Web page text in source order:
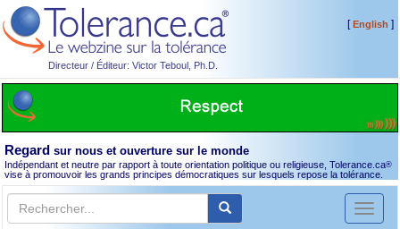
Directeur / Éditeur: Victor Teboul, Ph.D.
[English ]
Regard sur nous et ouverture sur le monde
Indépendant et neutre par rapport à toute orientation politique ou religieuse, Tolerance.ca®
vise à promouvoir les grands principes démocratiques sur lesquels repose la tolérance.
Toggle